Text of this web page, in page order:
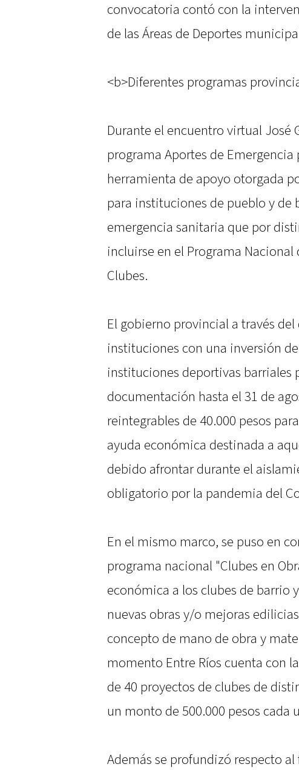
convocatoria contó con la
de las Áreas de Deportes
<b>Diferentes programas
Durante el encuentro virtual José
programa Aportes de
herramienta de apoyo otorgada
para instituciones de pueblo y de
emergencia sanitaria que por
incluirse en el Programa Nacional
Clubes.
El gobierno provincial a través
instituciones con una inversión de
instituciones deportivas barriales
documentación hasta el 31 de
reintegrables de 40.000 pesos
ayuda económica destinada a
debido afrontar durante el
obligatorio por la pandemia del
En el mismo marco, se puso en
programa nacional "Clubes en
económica a los clubes de barrio
nuevas obras y/o mejoras
concepto de mano de obra y
momento Entre Ríos cuenta con
de 40 proyectos de clubes de
un monto de 500.000 pesos cada
Además se profundizó respecto